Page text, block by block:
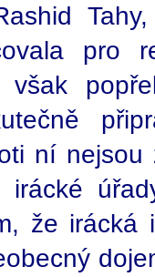
pro
však
ní nejsou
že irácká